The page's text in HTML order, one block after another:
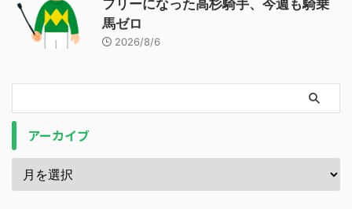
フリーになった高杉騎手、今週も騎乗
馬ゼロ
2026/8/6
アーカイブ